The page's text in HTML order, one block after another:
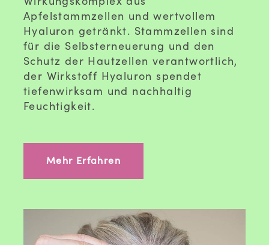
Apfelstammzellen und wertvollem
Hyaluron getränkt. Stammzellen sind
für die Selbsterneuerung und den
Schutz der Hautzellen verantwortlich,
der Wirkstoff Hyaluron spendet
tiefenwirksam und nachhaltig
Feuchtigkeit.
Mehr Erfahren